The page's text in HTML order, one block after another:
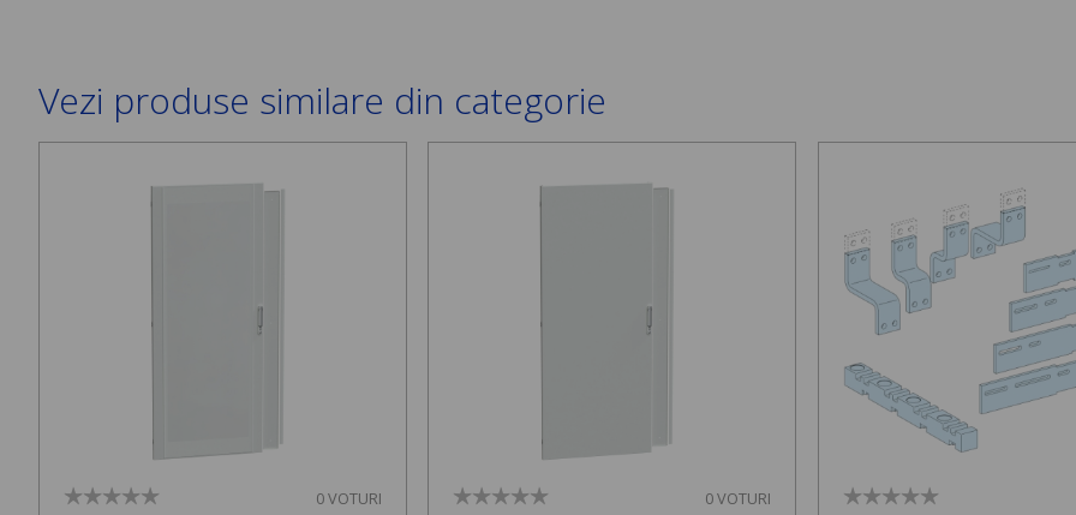
Vezi produse similare din categorie
0 VOTURI 0 VOTURI